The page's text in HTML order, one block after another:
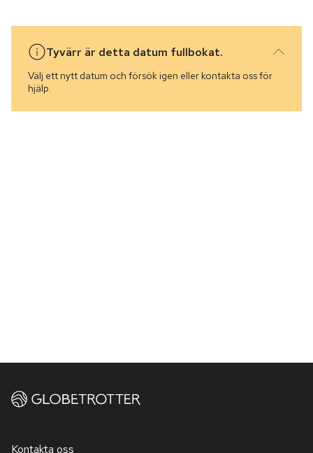
Tyvärr är detta datum fullbokat.
Välj ett nytt datum och försök igen eller kontakta oss för
hjälp.
Kontakta oss